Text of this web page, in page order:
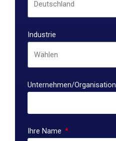
Industrie
Unternehmen/Organisation
Ihre Name